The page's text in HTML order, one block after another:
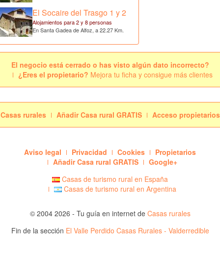
El Socaire del Trasgo 1 y 2
Alojamientos para 2 y 8 personas
En Santa Gadea de Alfoz, a 22.27 Km.
El negocio está cerrado o has visto algún dato incorrecto?
¿Eres el propietario? Mejora tu ficha y consigue más clientes
Casas rurales Añadir Casa rural GRATIS Acceso propietarios
Aviso legal Privacidad Cookies
Propietarios
Añadir Casa rural GRATIS
Google+
Casas de turismo rural en España
Casas de turismo rural en Argentina
© 2004 2026 - Tu guía en internet de Casas rurales
Fin de la sección El Valle Perdido Casas Rurales - Valderredible